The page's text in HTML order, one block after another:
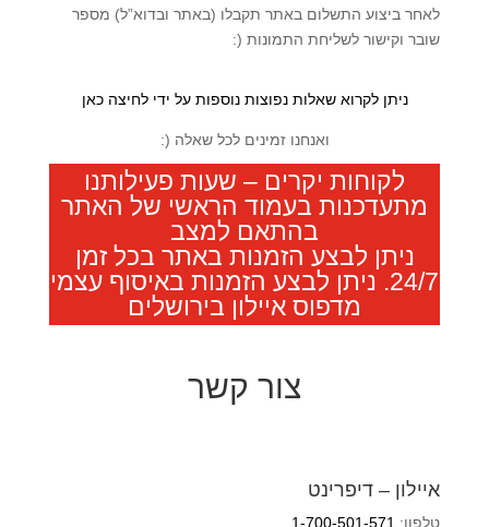
לאחר ביצוע התשלום באתר תקבלו (באתר ובדוא”ל) מספר
שובר וקישור לשליחת התמונות (:
ניתן לקרוא שאלות נפוצות נוספות על ידי לחיצה כאן
ואנחנו זמינים לכל שאלה (:
לקוחות יקרים – שעות פעילותנו
מתעדכנות בעמוד הראשי של האתר
בהתאם למצב
ניתן לבצע הזמנות באתר בכל זמן
24/7. ניתן לבצע הזמנות באיסוף עצמי
מדפוס איילון בירושלים
צור קשר
איילון – דיפרינט
טלפון: 1-700-501-571